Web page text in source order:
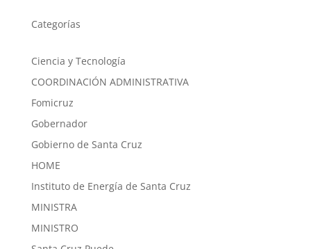
Categorías
Ciencia y Tecnología
COORDINACIÓN ADMINISTRATIVA
Fomicruz
Gobernador
Gobierno de Santa Cruz
HOME
Instituto de Energía de Santa Cruz
MINISTRA
MINISTRO